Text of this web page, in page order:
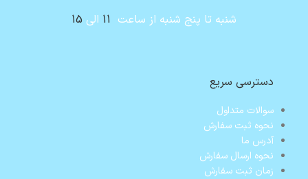
شنبه تا پنج شنبه از ساعت 11 الی 15
دسترسی سریع
سوالات متداول
نحوه ثبت سفارش
آدرس ما
نحوه ارسال سفارش
زمان ثبت سفارش